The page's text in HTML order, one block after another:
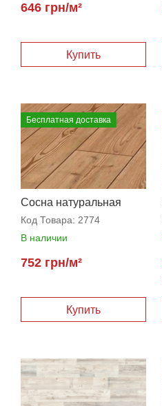
646 грн/м²
Купить
Бесплатная доставка
Сосна натуральная
Код Товара: 2774
В наличии
752 грн/м²
Купить